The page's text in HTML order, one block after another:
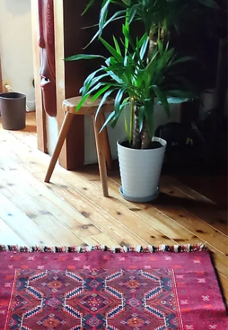
2024年9月5日 読了時間: 3分
Zabol Balouch Old Kilim
今年の初めに勧められて読み始めてからすっかり
ハマった『ブルーピリオド』は、実写版もおスス
メとのことで、見に行きたいと思いつつ、まだ行
けていません。 主人公が美術の世界に飛び込ん
いくきっかけとなった先輩の絵。その絵に描かれ
た人物（天使？）は緑色の絵の具の上にバーミリ
オンとい...